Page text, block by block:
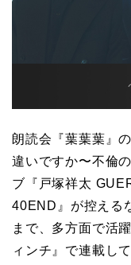
朗読会『葉葉葉』
違いですか〜不倫
ブ『戸塚祥太
40END』が控える
まで、多方面で活
ィンチ』で連載し